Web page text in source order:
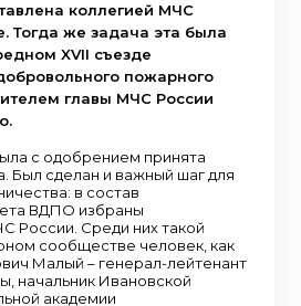
коллегией МЧС
Тогда же задача эта была
XVII съезде
пожарного
главы МЧС России
с одобрением принята
Был сделан и важный шаг для
в состав
ВДПО избраны
России. Среди них такой
сообществе человек, как
Малый – генерал-лейтенант
начальник Ивановской
академии